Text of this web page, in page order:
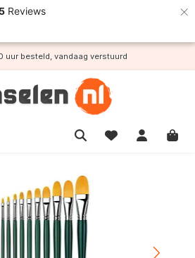
Reviews ×
uur besteld, vandaag verstuurd